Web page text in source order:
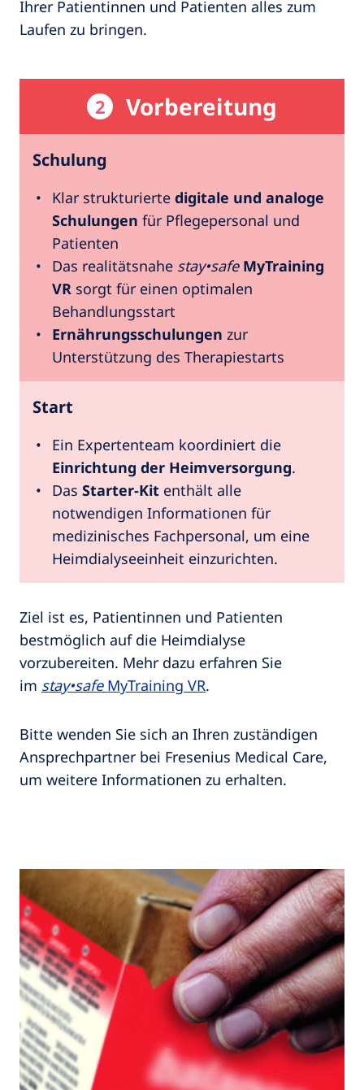
Ihrer Patientinnen und Patienten alles zum
Laufen zu bringen.
2 Vorbereitung
Schulung
Klar strukturierte digitale und analoge
Schulungen für Pflegepersonal und
Patienten
Das realitätsnahe stay•safe MyTraining
VR sorgt für einen optimalen
Behandlungsstart
Ernährungsschulungen zur
Unterstützung des Therapiestarts
Start
Ein Expertenteam koordiniert die
Einrichtung der Heimversorgung.
Das Starter-Kit enthält alle
notwendigen Informationen für
medizinisches Fachpersonal, um eine
Heimdialyseeinheit einzurichten.
Ziel ist es, Patientinnen und Patienten
bestmöglich auf die Heimdialyse
vorzubereiten. Mehr dazu erfahren Sie
im stay•safeMyTraining VR.
Bitte wenden Sie sich an Ihren zuständigen
Ansprechpartner bei Fresenius Medical Care,
um weitere Informationen zu erhalten.